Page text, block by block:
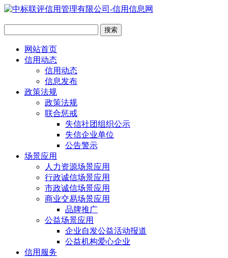
网站首页
信用动态
信用动态
信息发布
政策法规
政策法规
联合惩戒
失信社团组织公示
失信企业单位
公告警示
场景应用
人力资源场景应用
行政诚信场景应用
市政诚信场景应用
商业交易场景应用
品牌推广
公益场景应用
企业自发公益活动报道
公益机构爱心企业
信用服务